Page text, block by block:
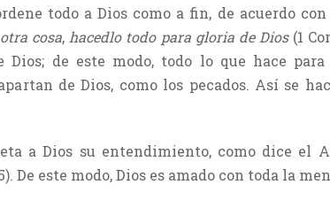
todo a Dios como a fin, de acuerdo
cosa, hacedlo todo para gloria de Dios (1
de este modo, todo lo que hace para
de Dios, como los pecados. Así se
a Dios su entendimiento, como dice el
De este modo, Dios es amado con toda la